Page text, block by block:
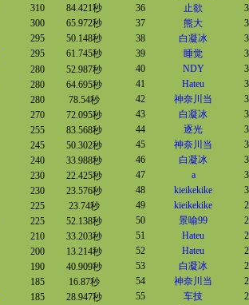
310
84.421秒
300
65.972秒
295
50.148秒
295
61.745秒
280
52.987秒
280
64.695秒
280
78.54秒
270
72.095秒
255
83.568秒
245
50.302秒
240
33.988秒
230
22.425秒
230
23.576秒
225
23.74秒
225
52.138秒
210
33.203秒
200
13.214秒
190
40.909秒
185
16.87秒
185
28.947秒
36
止欲
37
熊大
38
白凝冰
39
睡觉
40
NDY
41
Hateu
42
神奈川当
43
白凝冰
44
逐光
45
神奈川当
46
白凝冰
47
a
48
kieikekike
49
kieikekike
50
景喻99
51
Hateu
52
Hateu
53
白凝冰
54
神奈川当
55
车技